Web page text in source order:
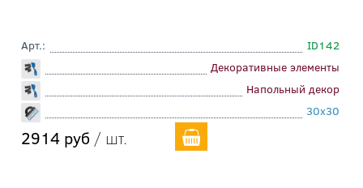
Арт.:
ID142
Декоративные элементы
Напольный декор
30x30
2914 руб / шт.